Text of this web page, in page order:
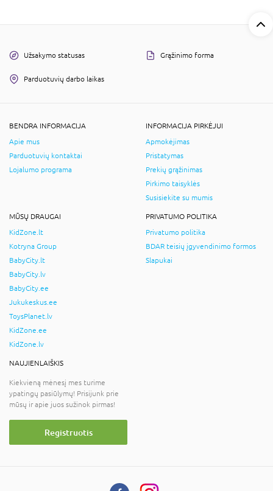
Užsakymo statusas Grąžinimo forma
Parduotuvių darbo laikas
BENDRA INFORMACIJA
Apie mus
Parduotuvių kontaktai
Lojalumo programa
INFORMACIJA PIRKĖJUI
Apmokėjimas
Pristatymas
Prekių grąžinimas
Pirkimo taisyklės
Susisiekite su mumis
MŪSŲ DRAUGAI
KidZone.lt
Kotryna Group
BabyCity.lt
BabyCity.lv
BabyCity.ee
Jukukeskus.ee
ToysPlanet.lv
KidZone.ee
KidZone.lv
PRIVATUMO POLITIKA
Privatumo politika
BDAR teisių įgyvendinimo formos
Slapukai
NAUJIENLAIŠKIS
Kiekvieną mėnesį mes turime
ypatingų pasiūlymų! Prisijunk prie
mūsų ir apie juos sužinok pirmas!
Registruotis